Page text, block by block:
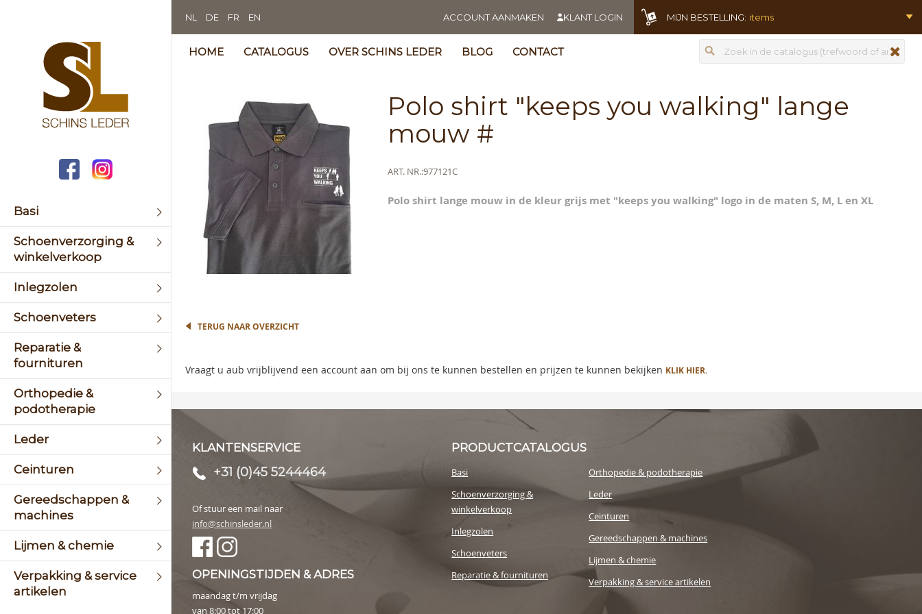
Basi
Schoenverzorging &
winkelverkoop
Inlegzolen
Schoenveters
Reparatie &
fournituren
Orthopedie &
podotherapie
Leder
Ceinturen
Gereedschappen &
machines
Lijmen & chemie
Verpakking & service
artikelen
ACCOUNT AANMAKEN KLANT LOGIN
NL DE FR EN MIJN BESTELLING: items
HOME CATALOGUS OVER SCHINS LEDER BLOG CONTACT Zoeken
Polo shirt "keeps you walking" lange
mouw #
Meer
ART. NR.977121C
Polo shirt lange mouw in de kleur grijs met "keeps you walking" logo in de maten S, M, L en XL
the
end
of
the
beginning
images
TERUG NAAR OVERZICHT
Vraagt u aub vrijblijvend een account aan om bij ons te kunnen bestellen en prijzen te kunnen bekijken KLIK HIER.
KLANTENSERVICE
+31 (0)45 5244464
Of stuur een mail naar
info@schinsleder.nl
OPENINGSTIJDEN & ADRES
maandag t/m vrijdag
van 8:00 tot 17:00
PRODUCTCATALOGUS
Basi
Schoenverzorging &
winkelverkoop
Inlegzolen
Schoenveters
Reparatie & fournituren
Orthopedie & podotherapie
Leder
Ceinturen
Gereedschappen & machines
Lijmen & chemie
Verpakking & service artikelen